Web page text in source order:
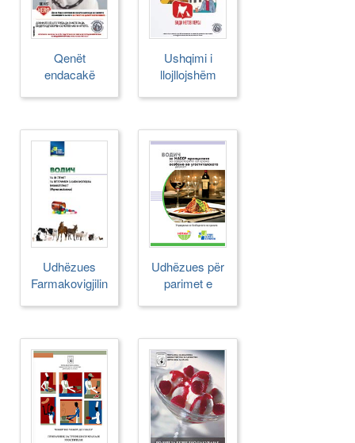
Qenët
endacakë
Ushqimi i
llojllojshëm
Udhëzues
Farmakovigjilinca
Udhëzues për
parimet e
ushqimit